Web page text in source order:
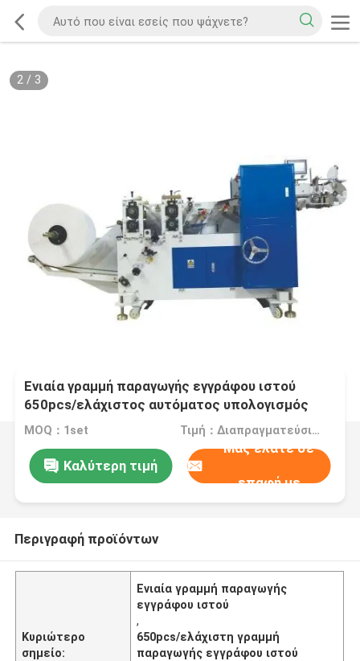
2/ 3
Ενιαία γραμμή παραγωγής εγγράφου ιστού
650pcs/ελάχιστος αυτόματος υπολογισμός
MOQ：1set Τιμή：Διαπραγματεύσιμος
Καλύτερη τιμή
Μας ελάτε σε
επαφή με
Περιγραφή προϊόντων
Κυριώτερο
σημείο:
Ενιαία γραμμή παραγωγής
εγγράφου ιστού
,
650pcs/ελάχιστη γραμμή
παραγωγής εγγράφου ιστού